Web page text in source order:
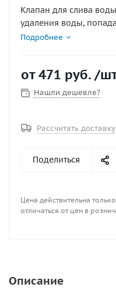
Клапан для слива
удаления воды,
движении лодки под
задвижку клапана.
обеспечивает
из лодки
Подробнее
от471 руб. /
Нашли дешевле?
Рассчитать доставку
Поделиться
Цена действительна
отличаться от цен в
Описание